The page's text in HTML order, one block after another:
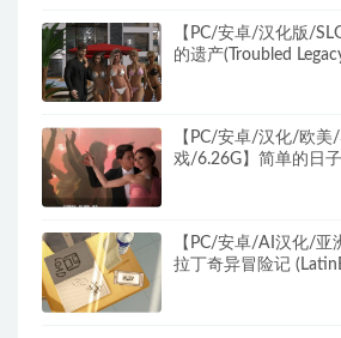
【PC/安卓/汉化版/
的遗产(Troubled
【PC/安卓/汉化/欧美
戏/6.26G】简单的日
【PC/安卓/AI汉化/亚
拉丁奇异冒险记